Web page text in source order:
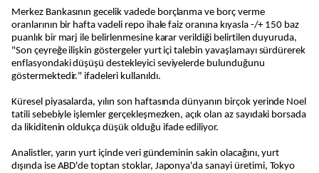
Merkez Bankasının gecelik vadede borçlanma ve borç verme
oranlarının bir hafta vadeli repo ihale faiz oranına kıyasla -/+ 150 baz
puanlık bir marj ile belirlenmesine karar verildiği belirtilen duyuruda,
"Son çeyreğe ilişkin göstergeler yurt içi talebin yavaşlamayı sürdürerek
enflasyondaki düşüşü destekleyici seviyelerde bulunduğunu
göstermektedir." ifadeleri kullanıldı.
Küresel piyasalarda, yılın son haftasında dünyanın birçok yerinde Noel
tatili sebebiyle işlemler gerçekleşmezken, açık olan az sayıdaki borsada
da likiditenin oldukça düşük olduğu ifade ediliyor.
Analistler, yarın yurt içinde veri gündeminin sakin olacağını, yurt
dışında ise ABD'de toptan stoklar, Japonya'da sanayi üretimi, Tokyo